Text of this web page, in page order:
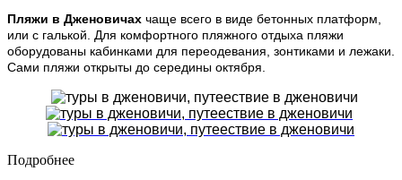
Пляжи в Дженовичах чаще всего в виде бетонных платформ,
или с галькой. Для комфортного пляжного отдыха пляжи
оборудованы кабинками для переодевания, зонтиками и лежаки.
Сами пляжи открыты до середины октября.
Подробнее